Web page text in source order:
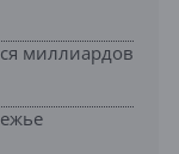
миллиардов